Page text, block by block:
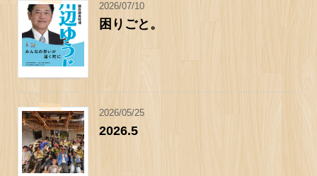
2026/07/10
困りごと。
2026/05/25
2026.5